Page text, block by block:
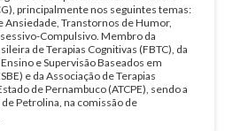
principalmente nos seguintes temas:
Ansiedade, Transtornos de Humor,
Compulsivo. Membro da
de Terapias Cognitivas (FBTC), da
e Supervisão Baseados em
e da Associação de Terapias
de Pernambuco (ATCPE), sendo a
Petrolina, na comissão de